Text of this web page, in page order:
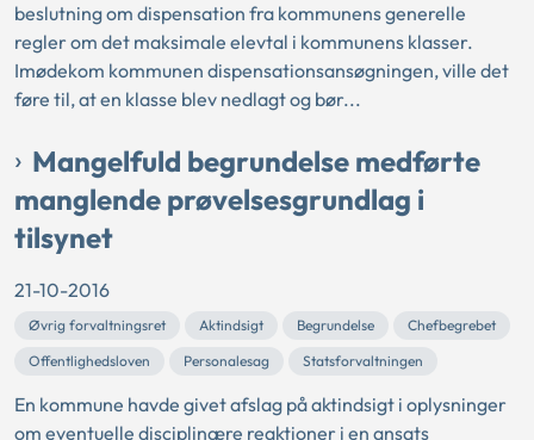
beslutning om dispensation fra kommunens generelle
regler om det maksimale elevtal i kommunens klasser.
Imødekom kommunen dispensationsansøgningen, ville det
føre til, at en klasse blev nedlagt og bør...
Mangelfuld begrundelse medførte
manglende prøvelsesgrundlag i
tilsynet
21-10-2016
Øvrig forvaltningsret Aktindsigt Begrundelse
Chefbegrebet
Offentlighedsloven
Personalesag Statsforvaltningen
En kommune havde givet afslag på aktindsigt i oplysninger
om eventuelle disciplinære reaktioner i en ansats